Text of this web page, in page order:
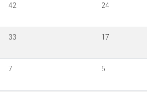
42 24
33 17
7 5